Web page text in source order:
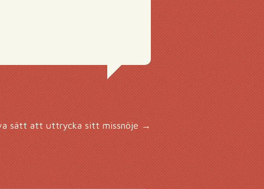
sätt att uttrycka sitt missnöje →